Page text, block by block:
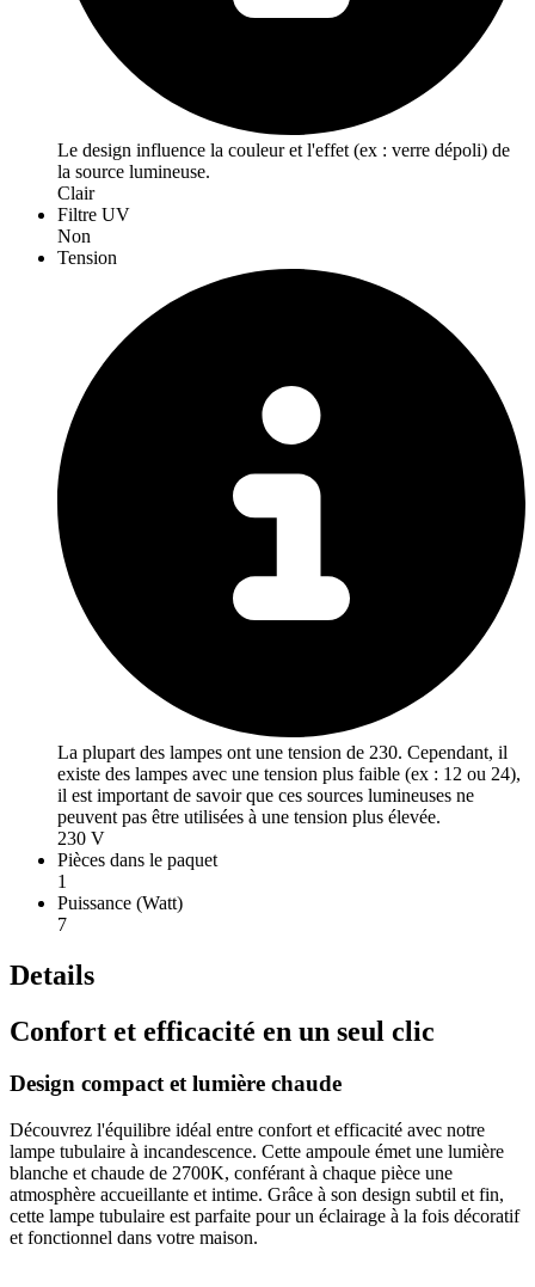
Le design influence la couleur et l'effet (ex : verre dépoli) de
la source lumineuse.
Clair
Filtre UV
Non
Tension
La plupart des lampes ont une tension de 230. Cependant, il
existe des lampes avec une tension plus faible (ex : 12 ou 24),
il est important de savoir que ces sources lumineuses ne
peuvent pas être utilisées à une tension plus élevée.
230 V
Pièces dans le paquet
1
Puissance (Watt)
7
Details
Confort et efficacité en un seul clic
Design compact et lumière chaude
Découvrez l'équilibre idéal entre confort et efficacité avec notre
lampe tubulaire à incandescence. Cette ampoule émet une lumière
blanche et chaude de 2700K, conférant à chaque pièce une
atmosphère accueillante et intime. Grâce à son design subtil et fin,
cette lampe tubulaire est parfaite pour un éclairage à la fois décoratif
et fonctionnel dans votre maison.